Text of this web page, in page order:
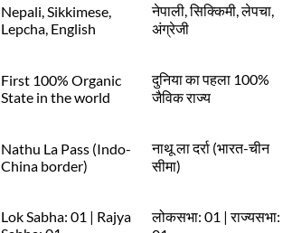
Nepali, Sikkimese,
Lepcha, English
नेपाली, सिक्किमी, लेपचा,
अंग्रेजी
First 100% Organic
State in the world
दुनिया का पहला 100%
जैविक राज्य
Nathu La Pass (Indo-
China border)
नाथू ला दर्रा (भारत-चीन
सीमा)
Lok Sabha: 01 | Rajya
लोकसभा: 01 | राज्यसभा: